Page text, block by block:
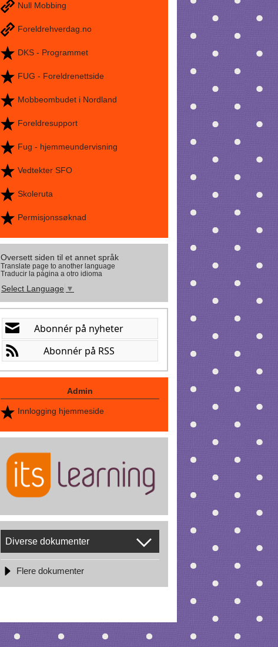
Null Mobbing
Foreldrehverdag.no
DKS - Programmet
FUG - Foreldrenettside
Mobbeombudet i Nordland
Foreldresupport
Fug - hjemmeundervisning
Vedtekter SFO
Skoleruta
Permisjonssøknad
Oversett siden til et annet språk
Translate page to another language
Traducir la página a otro idioma
Select Language ▼
Admin
Innlogging hjemmeside
Diverse dokumenter
Flere dokumenter